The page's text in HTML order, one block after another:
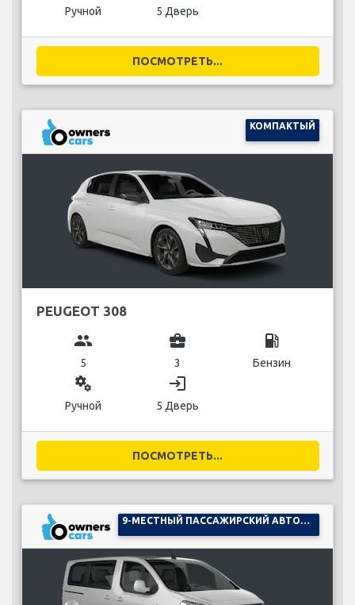
Ручной 5 Дверь
ПОСМОТРЕТЬ...
КОМПАКТЫЙ
PEUGEOT 308
group
5
business_center
3
local_gas_station
Бензин
miscellaneous_services
Ручной
login
5 Дверь
ПОСМОТРЕТЬ...